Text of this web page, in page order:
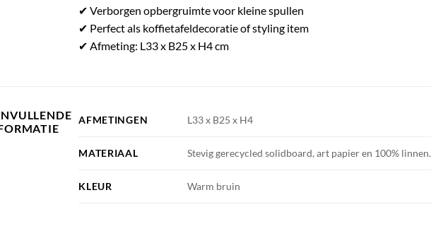
✔ Verborgen opbergruimte voor kleine spullen
✔ Perfect als koffietafeldecoratie of styling item
✔ Afmeting: L33 x B25 x H4 cm
AFMETINGEN L33 x B25 x H4
MATERIAAL Stevig gerecycled solidboard, art papier en 100% linnen.
KLEUR Warm bruin